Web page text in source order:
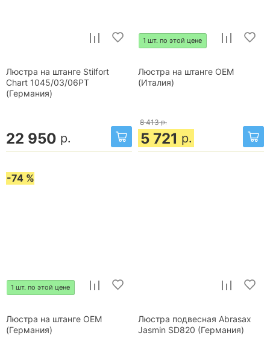
Люстра на штанге Stilfort
Chart 1045/03/06PT
(Германия)
22 950 р.
1 шт. по этой цене
Люстра на штанге OEM
(Италия)
8 413 р.
5 721 р.
-74 %
1 шт. по этой цене
Люстра на штанге OEM
(Германия)
Люстра подвесная Abrasax
Jasmin SD820 (Германия)